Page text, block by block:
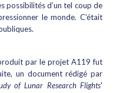
possibilités d’un tel coup de
le monde. C’était
par le projet A119 fut
un document rédigé par
of Lunar Research Flights'